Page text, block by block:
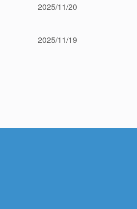
2025/11/20
2025/11/19